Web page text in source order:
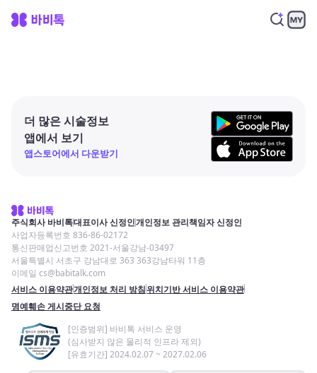
더 많은 시술정보
앱에서 보기
앱스토어에서 다운받기
주식회사 바비톡대표이사 신정인개인정보 관리책임자 신정인
사업자등록번호 836-86-02172
통신판매업신고번호 2021-서울강남-03497
서울특별시 서초구 강남대로 363 363강남타워 11층
이메일 cs@babitalk.com
서비스 이용약관개인정보 처리 방침위치기반 서비스 이용약관
명예훼손 게시중단 요청
[인증범위] 바비톡 서비스 운영
(심사받지 않은 물리적 인프라 제외)
[유효기간] 2024.02.07 ~ 2027.02.06